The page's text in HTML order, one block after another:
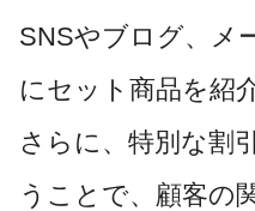
SNSやブログ、メ
にセット商品を紹
さらに、特別な割
うことで、顧客の